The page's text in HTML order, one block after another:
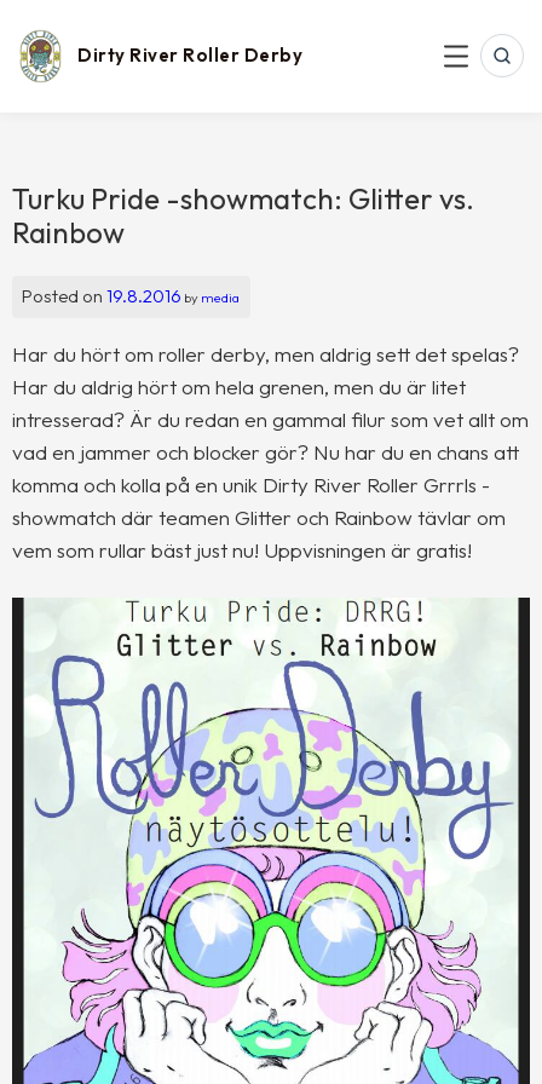
content
Dirty River Roller Derby
MENU
Turku Pride -showmatch: Glitter vs.
Rainbow
Posted on19.8.2016 by media
Har du hört om roller derby, men aldrig sett det spelas?
Har du aldrig hört om hela grenen, men du är litet
intresserad? Är du redan en gammal filur som vet allt om
vad en jammer och blocker gör? Nu har du en chans att
komma och kolla på en unik Dirty River Roller Grrrls -
showmatch där teamen Glitter och Rainbow tävlar om
vem som rullar bäst just nu! Uppvisningen är gratis!